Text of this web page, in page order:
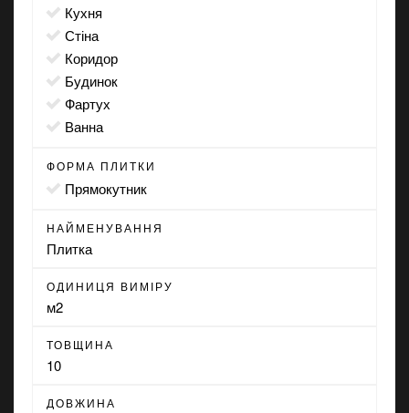
кухня
стіна
коридор
будинок
фартух
ванна
ФОРМА ПЛИТКИ
прямокутник
НАЙМЕНУВАННЯ
Плитка
ОДИНИЦЯ ВИМІРУ
м2
ТОВЩИНА
10
ДОВЖИНА